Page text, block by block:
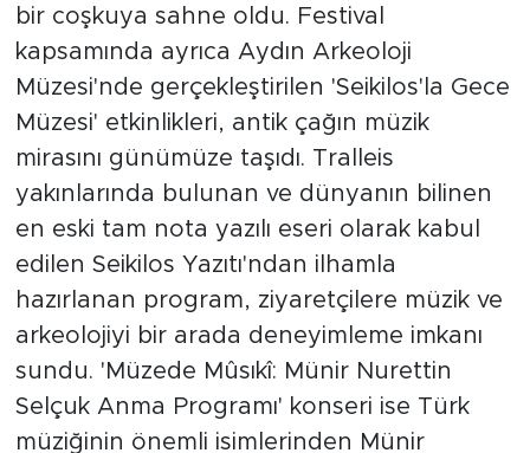
bir coşkuya sahne oldu. Festival
kapsamında ayrıca Aydın Arkeoloji
Müzesi'nde gerçekleştirilen 'Seikilos'la Gece
Müzesi' etkinlikleri, antik çağın müzik
mirasını günümüze taşıdı. Tralleis
yakınlarında bulunan ve dünyanın bilinen
en eski tam nota yazılı eseri olarak kabul
edilen Seikilos Yazıtı'ndan ilhamla
hazırlanan program, ziyaretçilere müzik ve
arkeolojiyi bir arada deneyimleme imkanı
sundu. 'Müzede Mûsıkî: Münir Nurettin
Selçuk Anma Programı' konseri ise Türk
müziğinin önemli isimlerinden Münir